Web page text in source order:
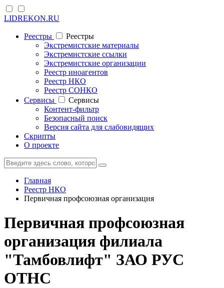
LIDREKON.RU
Реестры
Реестры
Экстремистские материалы
Экстремистские ссылки
Экстремистские организации
Реестр иноагентов
Реестр НКО
Реестр СОНКО
Cервисы
Cервисы
Контент-фильтр
Безопасный поиск
Версия сайта для слабовидящих
Скрипты
О проекте
Главная
Реестр НКО
Первичная профсоюзная организация
Первичная профсоюзная
организация филиала
"Тамбовлифт" ЗАО РУС
ОТНС